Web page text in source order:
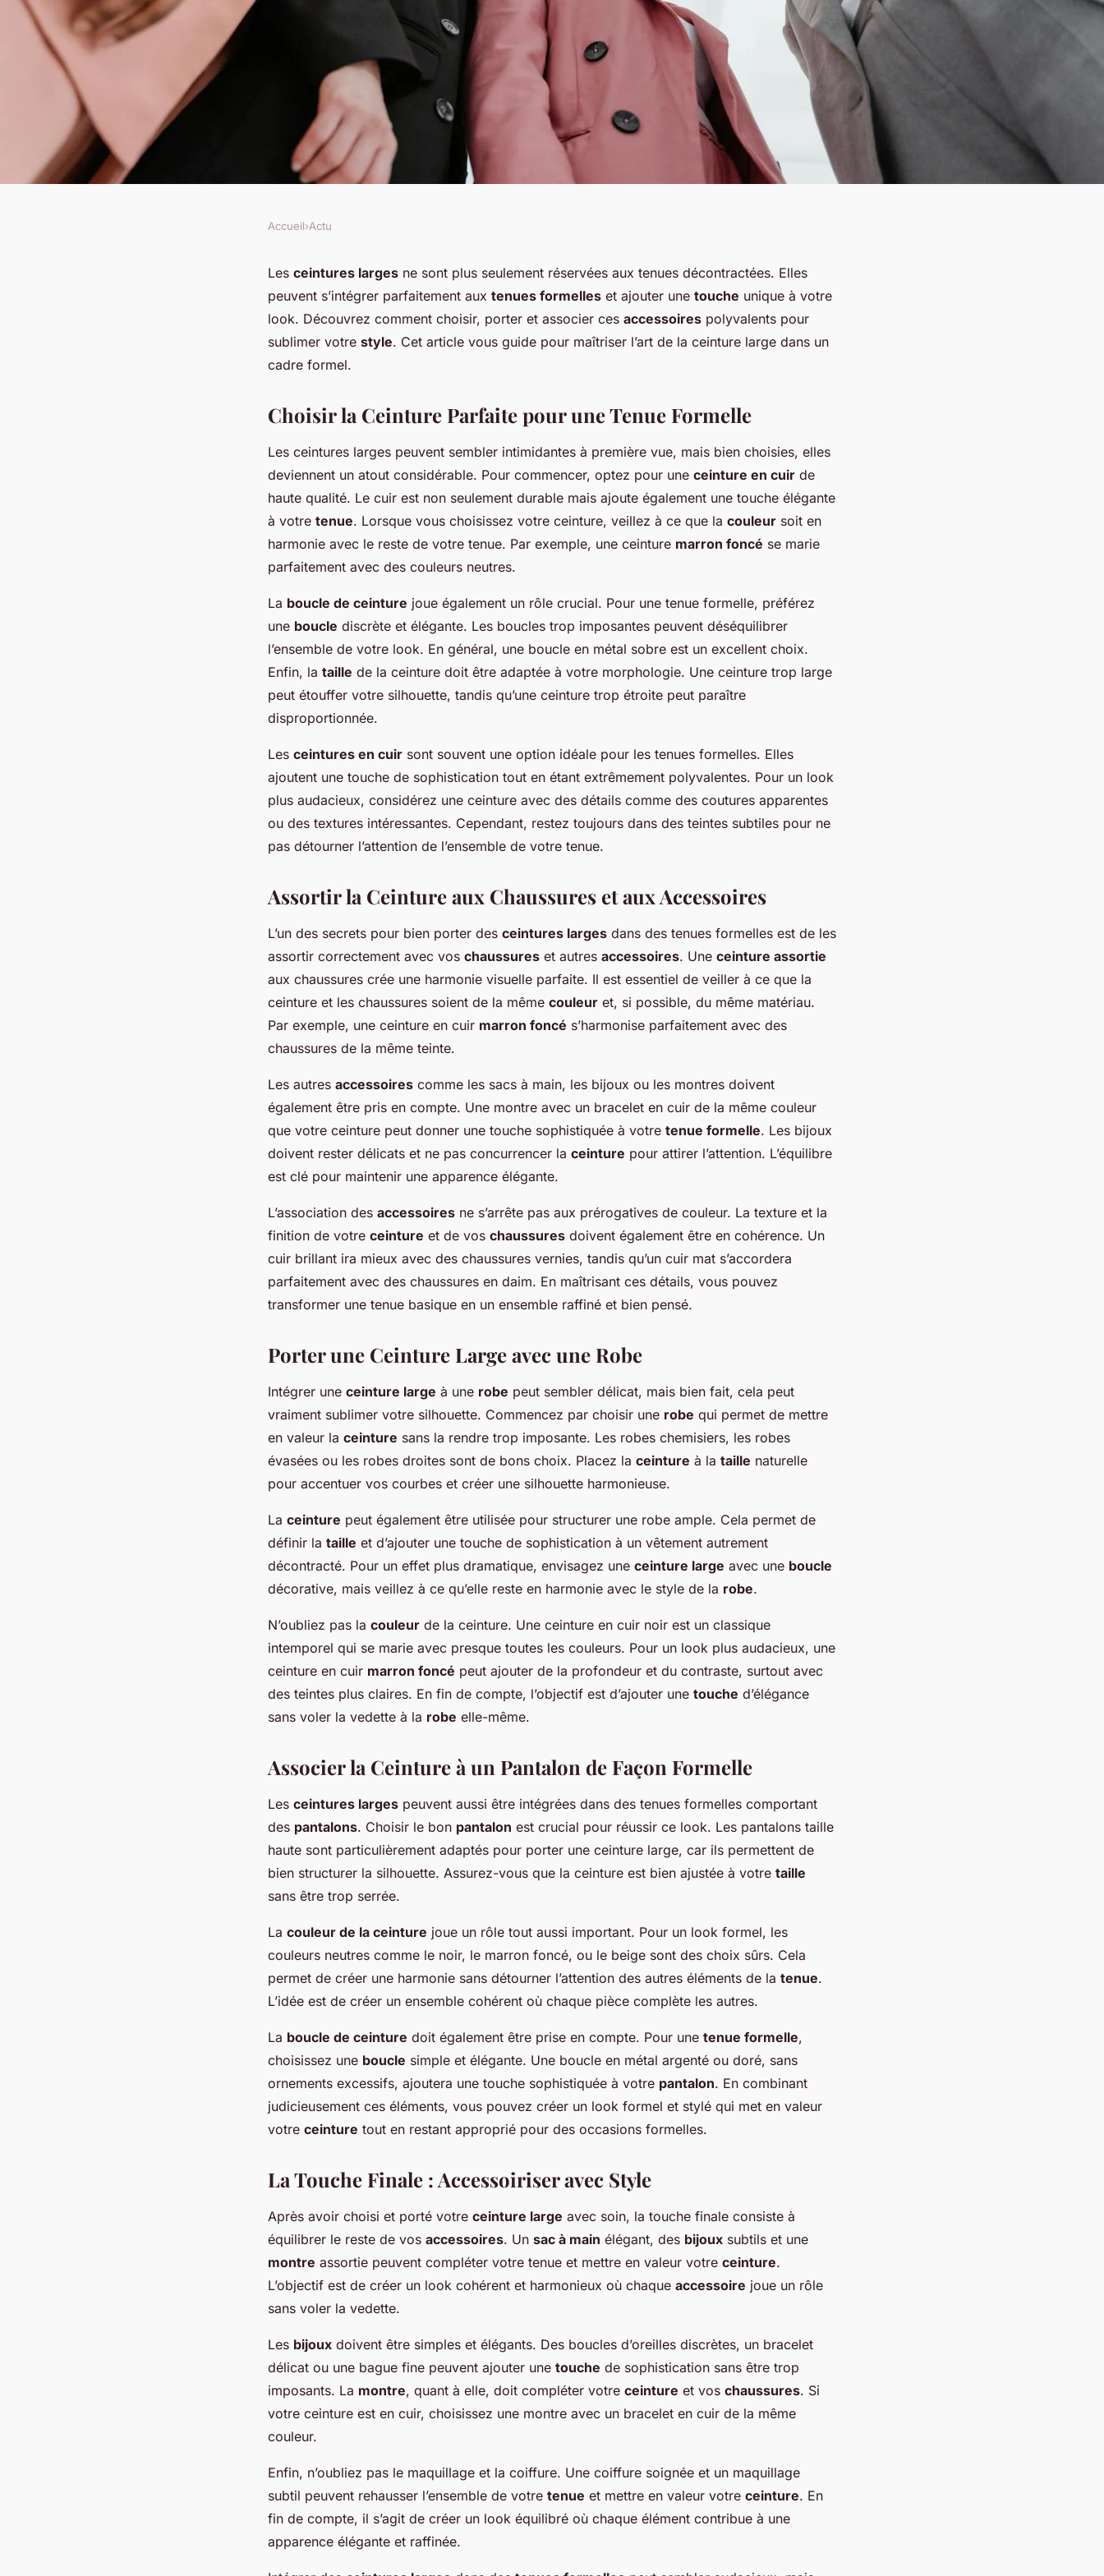
Comment intégrer des ceintures
larges dans des tenues formelles?
Accueil›Actu
Les ceintures larges ne sont plus seulement réservées aux tenues décontractées. Elles
peuvent s’intégrer parfaitement aux tenues formelles et ajouter une touche unique à votre
look. Découvrez comment choisir, porter et associer ces accessoires polyvalents pour
sublimer votre style. Cet article vous guide pour maîtriser l’art de la ceinture large dans un
cadre formel.
Choisir la Ceinture Parfaite pour une Tenue Formelle
Les ceintures larges peuvent sembler intimidantes à première vue, mais bien choisies, elles
deviennent un atout considérable. Pour commencer, optez pour une ceinture en cuir de
haute qualité. Le cuir est non seulement durable mais ajoute également une touche élégante
à votre tenue. Lorsque vous choisissez votre ceinture, veillez à ce que la couleur soit en
harmonie avec le reste de votre tenue. Par exemple, une ceinture marron foncé se marie
parfaitement avec des couleurs neutres.
La boucle de ceinture joue également un rôle crucial. Pour une tenue formelle, préférez
une boucle discrète et élégante. Les boucles trop imposantes peuvent déséquilibrer
l’ensemble de votre look. En général, une boucle en métal sobre est un excellent choix.
Enfin, la taille de la ceinture doit être adaptée à votre morphologie. Une ceinture trop large
peut étouffer votre silhouette, tandis qu’une ceinture trop étroite peut paraître
disproportionnée.
Les ceintures en cuir sont souvent une option idéale pour les tenues formelles. Elles
ajoutent une touche de sophistication tout en étant extrêmement polyvalentes. Pour un look
plus audacieux, considérez une ceinture avec des détails comme des coutures apparentes
ou des textures intéressantes. Cependant, restez toujours dans des teintes subtiles pour ne
pas détourner l’attention de l’ensemble de votre tenue.
Assortir la Ceinture aux Chaussures et aux Accessoires
L’un des secrets pour bien porter des ceintures larges dans des tenues formelles est de les
assortir correctement avec vos chaussures et autres accessoires. Une ceinture assortie
aux chaussures crée une harmonie visuelle parfaite. Il est essentiel de veiller à ce que la
ceinture et les chaussures soient de la même couleur et, si possible, du même matériau.
Par exemple, une ceinture en cuir marron foncé s’harmonise parfaitement avec des
chaussures de la même teinte.
Les autres accessoires comme les sacs à main, les bijoux ou les montres doivent
également être pris en compte. Une montre avec un bracelet en cuir de la même couleur
que votre ceinture peut donner une touche sophistiquée à votre tenue formelle. Les bijoux
doivent rester délicats et ne pas concurrencer la ceinture pour attirer l’attention. L’équilibre
est clé pour maintenir une apparence élégante.
L’association des accessoires ne s’arrête pas aux prérogatives de couleur. La texture et la
finition de votre ceinture et de vos chaussures doivent également être en cohérence. Un
cuir brillant ira mieux avec des chaussures vernies, tandis qu’un cuir mat s’accordera
parfaitement avec des chaussures en daim. En maîtrisant ces détails, vous pouvez
transformer une tenue basique en un ensemble raffiné et bien pensé.
Porter une Ceinture Large avec une Robe
Intégrer une ceinture large à une robe peut sembler délicat, mais bien fait, cela peut
vraiment sublimer votre silhouette. Commencez par choisir une robe qui permet de mettre
en valeur la ceinture sans la rendre trop imposante. Les robes chemisiers, les robes
évasées ou les robes droites sont de bons choix. Placez la ceinture à la taille naturelle
pour accentuer vos courbes et créer une silhouette harmonieuse.
La ceinture peut également être utilisée pour structurer une robe ample. Cela permet de
définir la taille et d’ajouter une touche de sophistication à un vêtement autrement
décontracté. Pour un effet plus dramatique, envisagez une ceinture large avec une boucle
décorative, mais veillez à ce qu’elle reste en harmonie avec le style de la robe.
N’oubliez pas la couleur de la ceinture. Une ceinture en cuir noir est un classique
intemporel qui se marie avec presque toutes les couleurs. Pour un look plus audacieux, une
ceinture en cuir marron foncé peut ajouter de la profondeur et du contraste, surtout avec
des teintes plus claires. En fin de compte, l’objectif est d’ajouter une touche d’élégance
sans voler la vedette à la robe elle-même.
Associer la Ceinture à un Pantalon de Façon Formelle
Les ceintures larges peuvent aussi être intégrées dans des tenues formelles comportant
des pantalons. Choisir le bon pantalon est crucial pour réussir ce look. Les pantalons taille
haute sont particulièrement adaptés pour porter une ceinture large, car ils permettent de
bien structurer la silhouette. Assurez-vous que la ceinture est bien ajustée à votre taille
sans être trop serrée.
La couleur de la ceinture joue un rôle tout aussi important. Pour un look formel, les
couleurs neutres comme le noir, le marron foncé, ou le beige sont des choix sûrs. Cela
permet de créer une harmonie sans détourner l’attention des autres éléments de la tenue.
L’idée est de créer un ensemble cohérent où chaque pièce complète les autres.
La boucle de ceinture doit également être prise en compte. Pour une tenue formelle,
choisissez une boucle simple et élégante. Une boucle en métal argenté ou doré, sans
ornements excessifs, ajoutera une touche sophistiquée à votre pantalon. En combinant
judicieusement ces éléments, vous pouvez créer un look formel et stylé qui met en valeur
votre ceinture tout en restant approprié pour des occasions formelles.
La Touche Finale : Accessoiriser avec Style
Après avoir choisi et porté votre ceinture large avec soin, la touche finale consiste à
équilibrer le reste de vos accessoires. Un sac à main élégant, des bijoux subtils et une
montre assortie peuvent compléter votre tenue et mettre en valeur votre ceinture.
L’objectif est de créer un look cohérent et harmonieux où chaque accessoire joue un rôle
sans voler la vedette.
Les bijoux doivent être simples et élégants. Des boucles d’oreilles discrètes, un bracelet
délicat ou une bague fine peuvent ajouter une touche de sophistication sans être trop
imposants. La montre, quant à elle, doit compléter votre ceinture et vos chaussures. Si
votre ceinture est en cuir, choisissez une montre avec un bracelet en cuir de la même
couleur.
Enfin, n’oubliez pas le maquillage et la coiffure. Une coiffure soignée et un maquillage
subtil peuvent rehausser l’ensemble de votre tenue et mettre en valeur votre ceinture. En
fin de compte, il s’agit de créer un look équilibré où chaque élément contribue à une
apparence élégante et raffinée.